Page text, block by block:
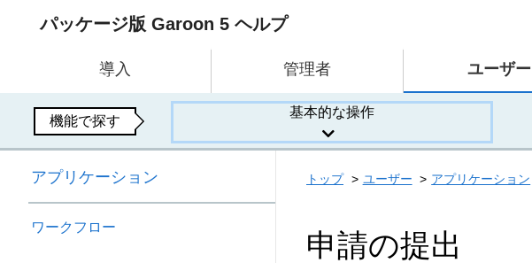
パッケージ版 Garoon 5 ヘルプ
導入 管理者 ユーザー
機能で探す
基本的な操作
アプリケーション
ワークフロー
トップ ユーザー アプリケーション
申請の提出